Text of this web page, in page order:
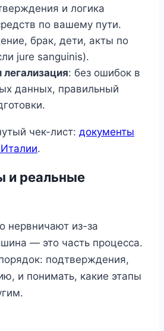
и логика
по вашему пути.
брак, дети, акты по
jure sanguinis).
: без ошибок в
данных, правильный
чек-лист: документы
.
и реальные
нервничают из-за
— это часть процесса.
подтверждения,
и понимать, какие этапы